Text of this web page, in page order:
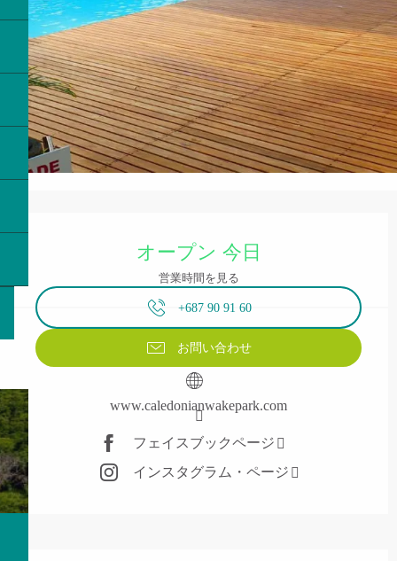
オープン 今日
営業時間を見る
+687 90 91 60
お問い合わせ
www.caledonianwakepark.com
フェイスブックページ
インスタグラム・ページ